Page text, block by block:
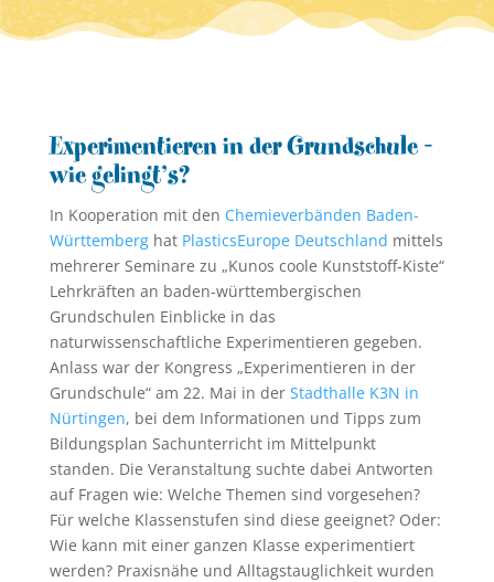
Experimentieren in der Grundschule –
wie gelingt’s?
In Kooperation mit den Chemieverbänden Baden-
Württemberghat PlasticsEurope Deutschland mittels
mehrerer Seminare zu „Kunos coole Kunststoff-Kiste“
Lehrkräften an baden-württembergischen
Grundschulen Einblicke in das
naturwissenschaftliche Experimentieren gegeben.
Anlass war der Kongress „Experimentieren in der
Grundschule“ am 22. Mai in der Stadthalle K3N in
Nürtingen, bei dem Informationen und Tipps zum
Bildungsplan Sachunterricht im Mittelpunkt
standen. Die Veranstaltung suchte dabei Antworten
auf Fragen wie: Welche Themen sind vorgesehen?
Für welche Klassenstufen sind diese geeignet? Oder:
Wie kann mit einer ganzen Klasse experimentiert
werden? Praxisnähe und Alltagstauglichkeit wurden